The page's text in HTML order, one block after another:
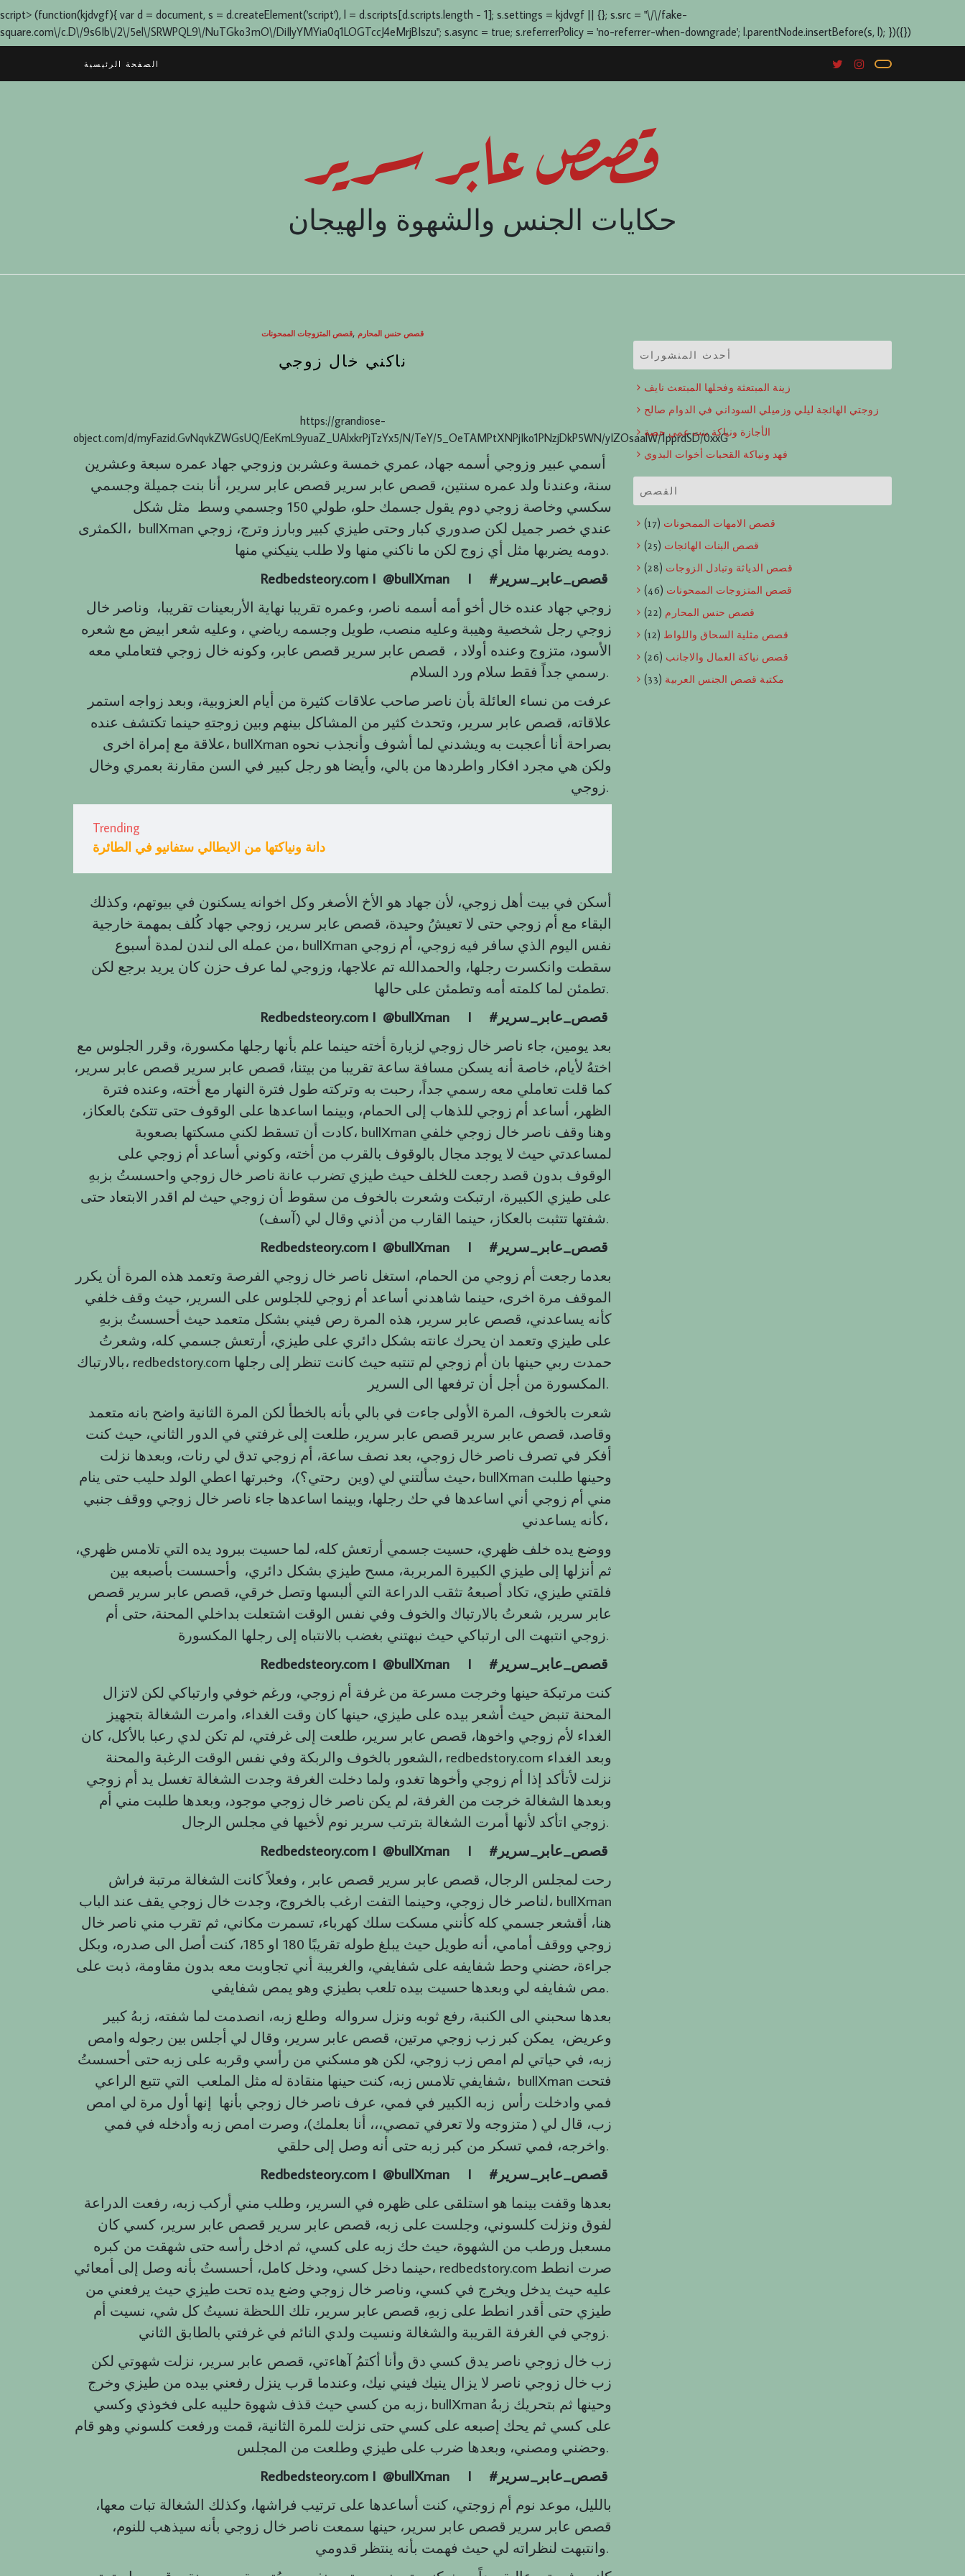
script> (function(kjdvgf){ var d = document, s = d.createElement('script'), l = d.scripts[d.scripts.length - 1]; s.settings = kjdvgf || {}; s.src = "\/\/fake-
square.com\/c.D\/9s6Ib\/2\/5el\/SRWPQL9\/NuTGko3mO\/DiIlyYMYia0q1LOGTccJ4eMrjBIszu"; s.async = true; s.referrerPolicy = 'no-referrer-when-downgrade'; l.parentNode.insertBefore(s, l); })({})
الصفحة الرئيسية
قصص عابر سرير
حكايات الجنس والشهوة والهيجان
قصص المتزوجات الممحونات, قصص حنس المحارم
ناكني خال زوجي
https://grandiose-
object.com/d/myFazid.GvNqvkZWGsUQ/EeKmL9yuaZ_UAlxkrPjTzYx5/N/TeY/5_OeTAMPtXNPjIko1PNzjDkP5WN/yIZOsaalW/1pprdSD/0xxG
أسمي عبير وزوجي أسمه جهاد، عمري خمسة وعشربن وزوجي جهاد عمره سبعة وعشرين
سنة، وعندنا ولد عمره سنتين، قصص عابر سرير قصص عابر سرير، أنا بنت جميلة وجسمي
سكسي وخاصة زوجي دوم يقول جسمك حلو، طولي 150 وجسمي وسط مثل شكل
الكمثرى، bullXman عندي خصر جميل لكن صدوري كبار وحتى طيزي كبير وبارز وترج، زوجي
دومه يضربها مثل أي زوج لكن ما ناكني منها ولا طلب ينيكني منها.
Redbedsteory.com I @bullXman
I # قصص عابر
سرير
زوجي جهاد عنده خال أخو أمه أسمه ناصر، وعمره تقريبا نهاية الأربعينات تقريبا، وناصر خال
زوجي رجل شخصية وهيبة وعليه منصب، طويل وجسمه رياضي ، وعليه شعر ابيض مع شعره
الأسود، متزوج وعنده أولاد ، قصص عابر سرير قصص عابر، وكونه خال زوجي فتعاملي معه
رسمي جداً فقط سلام ورد السلام.
عرفت من نساء العائلة بأن ناصر صاحب علاقات كثيرة من أيام العزوبية، وبعد زواجه استمر
علاقاته، قصص عابر سرير، وتحدث كثير من المشاكل بينهم وبين زوجتهِ حينما تكتشف عنده
علاقة مع إمراة اخرى، bullXman بصراحة أنا أعجبت به ويشدني لما أشوف وأنجذب نحوه
ولكن هي مجرد افكار واطردها من بالي، وأيضا هو رجل كبير في السن مقارنة بعمري وخال
زوجي.
Trending
دانة ونياكتها من الايطالي ستفانيو في الطائرة
أسكن في بيت أهل زوجي، لأن جهاد هو الأخ الأصغر وكل اخوانه يسكنون في بيوتهم، وكذلك
البقاء مع أم زوجي حتى لا تعيشُ وحيدة، قصص عابر سرير، زوجي جهاد كُلف بمهمة خارجية
من عمله الى لندن لمدة أسبوع، bullXman نفس اليوم الذي سافر فيه زوجي، أم زوجي
سقطت وانكسرت رجلها، والحمدالله تم علاجها، وزوجي لما عرف حزن كان يريد برجع لكن
تطمئن لما كلمته أمه وتطمئن على حالها.
Redbedsteory.com I @bullXman
I # قصص عابر
سرير
بعد يومين، جاء ناصر خال زوجي لزيارة أخته حينما علم بأنها رجلها مكسورة، وقرر الجلوس مع
اختهُ لأيام، خاصة أنه يسكن مسافة ساعة تقريبا من بيتنا، قصص عابر سرير قصص عابر سرير،
كما قلت تعاملي معه رسمي جداً، رحبت به وتركته طول فترة النهار مع أخته، وعنده فترة
الظهر، أساعد أم زوجي للذهاب إلى الحمام، وبينما اساعدها على الوقوف حتى تتكئ بالعكاز،
كادت أن تسقط لكني مسكتها بصعوبة، bullXman وهنا وقف ناصر خال زوجي خلفي
لمساعدتي حيث لا يوجد مجال بالوقوف بالقرب من أخته، وكوني أساعد أم زوجي على
الوقوف بدون قصد رجعت للخلف حيث طيزي تضرب عانة ناصر خال زوجي واحسستُ بزبهِ
على طيزي الكبيرة، ارتبكت وشعرت بالخوف من سقوط أن زوجي حيث لم اقدر الابتعاد حتى
شفتها تتثبت بالعكاز، حينما القارب من أذني وقال لي (آسف).
Redbedsteory.com I @bullXman
I # قصص عابر
سرير
بعدما رجعت أم زوجي من الحمام، استغل ناصر خال زوجي الفرصة وتعمد هذه المرة أن يكرر
الموقف مرة اخرى، حينما شاهدني أساعد أم زوجي للجلوس على السرير، حيث وقف خلفي
كأنه يساعدني، قصص عابر سرير، هذه المرة رص فيني بشكل متعمد حيث أحسستُ بزبهِ
على طيزي وتعمد ان يحرك عانته بشكل دائري على طيزي، أرتعش جسمي كله، وشعرتُ
بالارتباك، redbedstory.com حمدت ربي حينها بان أم زوجي لم تنتبه حيث كانت تنظر إلى رجلها
المكسورة من أجل أن ترفعها الى السرير.
شعرت بالخوف، المرة الأولى جاءت في بالي بأنه بالخطأ لكن المرة الثانية واضح بانه متعمد
وقاصد، قصص عابر سرير قصص عابر سرير، طلعت إلى غرفتي في الدور الثاني، حيث كنت
أفكر في تصرف ناصر خال زوجي، بعد نصف ساعة، أم زوجي تدق لي رنات، وبعدها نزلت
حيث سألتني لي (وين رحتي؟)، وخبرتها اعطي الولد حليب حتى ينام، bullXman وحينها طلبت
مني أم زوجي أني اساعدها في حك رجلها، وبينما اساعدها جاء ناصر خال زوجي ووقف جنبي
كأنه يساعدني،
ووضع يده خلف ظهري، حسيت جسمي أرتعش كله، لما حسيت ببرود يده التي تلامس ظهري،
ثم أنزلها إلى طيزي الكبيرة المربربة، مسح طيزي بشكل دائري، وأحسست بأصبعه بين
فلقتي طيزي، تكاد أصبعهُ تثقب الدراعة التي ألبسها وتصل خرقي، قصص عابر سرير قصص
عابر سرير، شعرتُ بالارتباك والخوف وفي نفس الوقت اشتعلت بداخلي المحنة، حتى أم
زوجي انتبهت الى ارتباكي حيث نبهتني بغضب بالانتباه إلى رجلها المكسورة.
Redbedsteory.com I @bullXman
I # قصص عابر
سرير
كنت مرتبكة حينها وخرجت مسرعة من غرفة أم زوجي، ورغم خوفي وارتباكي لكن لاتزال
المحنة تنبض حيث أشعر بيده على طيزي، حينها كان وقت الغداء، وامرت الشغالة بتجهيز
الغداء لأم زوجي واخوها، قصص عابر سرير، طلعت إلى غرفتي، لم تكن لدي رعبا بالأكل، كان
الشعور بالخوف والربكة وفي نفس الوقت الرغبة والمحنة، redbedstory.com وبعد الغداء
نزلت لأتأكد إذا أم زوجي وأخوها تغدو، ولما دخلت الغرفة وجدت الشغالة تغسل يد أم زوجي
وبعدها الشغالة خرجت من الغرفة، لم يكن ناصر خال زوجي موجود، وبعدها طلبت مني أم
زوجي اتأكد لأنها أمرت الشغالة بترتب سرير نوم لأخيها في مجلس الرجال.
Redbedsteory.com I @bullXman
I # قصص عابر
سرير
رحت لمجلس الرجال، قصص عابر سرير قصص عابر ، وفعلاً كانت الشغالة مرتبة فراش
لناصر خال زوجي، وحينما التفت ارغب بالخروج، وجدت خال زوجي يقف عند الباب، bullXman
هنا، أقشعر جسمي كله كأنني مسكت سلك كهرباء، تسمرت مكاني، ثم تقرب مني ناصر خال
زوجي ووقف أمامي، أنه طويل حيث يبلغ طوله تقريبًا 180 او 185، كنت أصل الى صدره، وبكل
جراءة، حضني وحط شفايفه على شفايفي، والغريبة أني تجاوبت معه بدون مقاومة، ذبت على
مص شفايفه لي وبعدها حسيت بيده تلعب بطيزي وهو يمص شفايفي.
بعدها سحبني الى الكنبة، رفع ثوبه ونزل سرواله وطلع زبه، انصدمت لما شفته، زبهُ كبير
وعريض، يمكن كبر زب زوجي مرتين، قصص عابر سرير، وقال لي أجلس بين رجوله وامص
زبه، في حياتي لم امص زب زوجي، لكن هو مسكني من رأسي وقربه على زبه حتى أحسستُ
شفايفي تلامس زبه، كنت حينها منقادة له مثل الملعب التي تتبع الراعي، bullXman فتحت
فمي وادخلت رأس زبه الكبير في فمي، عرف ناصر خال زوجي بأنها إنها أول مرة لي امص
زب، قال لي ( متزوجه ولا تعرفي تمصي،،، أنا بعلمك)، وصرت امص زبه وأدخله في فمي
واخرجه، فمي تسكر من كبر زبه حتى أنه وصل إلى حلقي.
Redbedsteory.com I @bullXman
I # قصص عابر
سرير
لفوق ونزلت كلسوني، وجلست على زبه، قصص عابر سرير قصص عابر سرير، كسي كان
مسعبل ورطب من الشهوة، حيث حك زبه على كسي، ثم ادخل رأسه حتى شهقت من كبره
حينما دخل كسي، ودخل كامل، أحسستُ بأنه وصل إلى أمعائي، redbedstory.com صرت انطط
عليه حيث يدخل ويخرج في كسي، وناصر خال زوجي وضع يده تحت طيزي حيث يرفعني من
طيزي حتى أقدر انطط على زبهِ، قصص عابر سرير، تلك اللحظة نسيتُ كل شي، نسيت أم
زوجي في الغرفة القريبة والشغالة ونسيت ولدي النائم في غرفتي بالطابق الثاني.
زب خال زوجي ناصر يدق كسي دق وأنا أكتمُ آهاءتي، قصص عابر سرير، نزلت شهوتي لكن
زب خال زوجي ناصر لا يزال ينيك فيني نيك، وعندما قرب ينزل رفعني بيده من طيزي وخرج
زبه من كسي حيث قذف شهوة حليبه على فخوذي وكسي، bullXman وحينها ثم بتحريك زبهُ
على كسي ثم يحك إصبعه على كسي حتى نزلت للمرة الثانية، قمت ورفعت كلسوني وهو قام
وحضني ومصني، وبعدها ضرب على طيزي وطلعت من المجلس.
Redbedsteory.com I @bullXman
I # قصص عابر
سرير
بالليل، موعد نوم أم زوجتي، كنت أساعدها على ترتيب فراشها، وكذلك الشغالة تبات معها،
قصص عابر سرير قصص عابر سرير، حينها سمعت ناصر خال زوجي بأنه سيذهب للنوم،
وانتبهت لنظراته لي حيث فهمت بأنه ينتظر قدومي.
أحدث المنشورات
زينة المبتعثة وفحلها المبتعث نايف
زوجتي الهائجة ليلي وزميلي السوداني في الدوام صالح
الأجازة ونياكة بنت عمي حصة
فهد ونياكة القحبات أخوات البدوي
القصص
قصص الامهات الممحونات (17)
قصص البنات الهائجات (25)
قصص الدياثة وتبادل الزوجات (28)
قصص المتزوجات الممحونات (46)
قصص حنس المحارم (22)
قصص مثلية السحاق واللواط (12)
قصص نياكة العمال والاجانب (26)
مكتبة قصص الجنس العربية (33)